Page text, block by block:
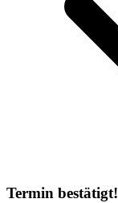
Termin bestätigt!